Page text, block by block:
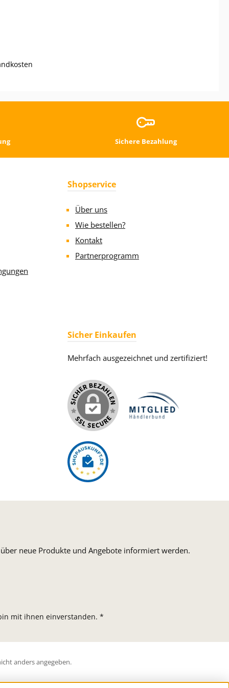
Sichere Bezahlung
Shopservice
Über uns
Wie bestellen?
Kontakt
Partnerprogramm
Sicher Einkaufen
Mehrfach ausgezeichnet und zertifiziert!
neue Produkte und Angebote informiert werden.
mit ihnen einverstanden. *
anders angegeben.